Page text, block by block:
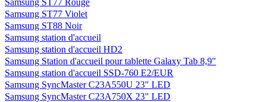
Samsung ST77 Rouge
Samsung ST77 Violet
Samsung ST88 Noir
Samsung station d'accueil
Samsung station d'accueil HD2
Samsung Station d'accueil pour tablette Galaxy Tab 8,9"
Samsung station d'accueil SSD-760 E2/EUR
Samsung SyncMaster C23A550U 23" LED
Samsung SyncMaster C23A750X 23" LED